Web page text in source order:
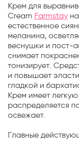
Крем для
Cream Farmstay
естественное
меланина,
веснушки и пост-
снимает
тонизирует.
и повышает
гладкой и
Крем имеет
распределяется
освежает.
Главные